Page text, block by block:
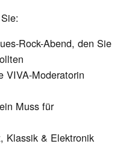
Rock-Abend, den Sie
VIVA-Moderatorin
Muss für
Klassik & Elektronik